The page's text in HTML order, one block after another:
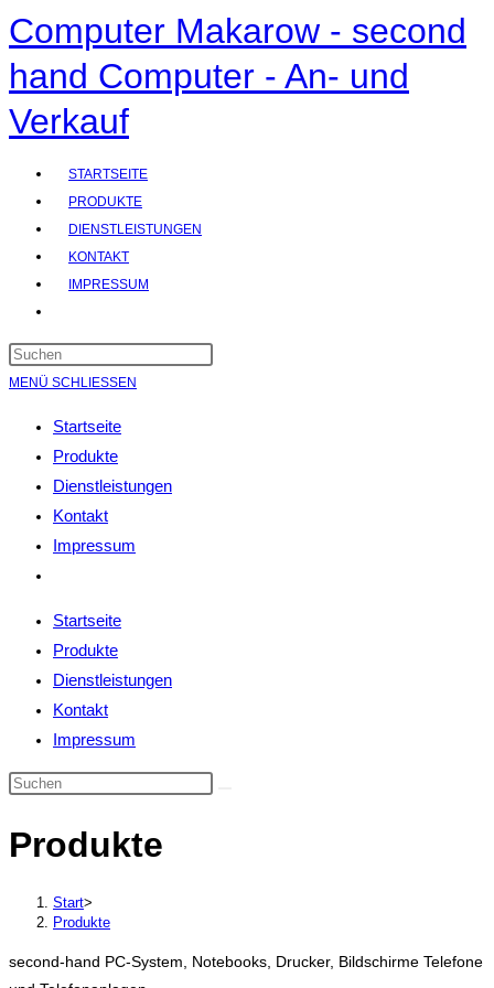
Zum
Inhalt
springen
Computer Makarow - second
hand Computer - An- und
Verkauf
STARTSEITE
PRODUKTE
DIENSTLEISTUNGEN
KONTAKT
IMPRESSUM
MENÜ SCHLIESSEN
Startseite
Produkte
Dienstleistungen
Kontakt
Impressum
umschalten
Startseite
Produkte
Dienstleistungen
Kontakt
Impressum
Produkte
Start>
Produkte
second-hand PC-System, Notebooks, Drucker, Bildschirme Telefone